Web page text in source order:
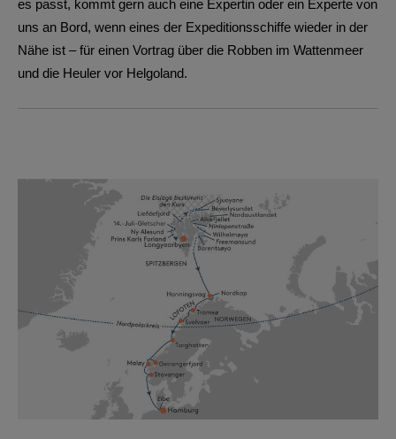
es passt, kommt gern auch eine Expertin oder ein Experte von
uns an Bord, wenn eines der Expeditionsschiffe wieder in der
Nähe ist – für einen Vortrag über die Robben im Wattenmeer
und die Heuler vor Helgoland.